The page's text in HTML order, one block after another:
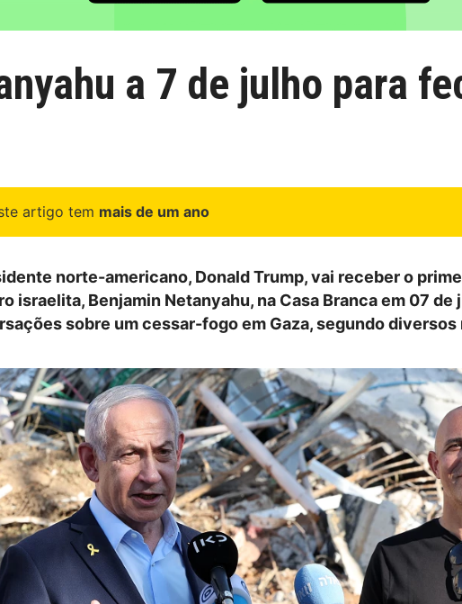
a 7 de julho para
artigo tem mais de um ano
norte-americano, Donald Trump, vai receber o
israelita, Benjamin Netanyahu, na Casa Branca em 07 de
sobre um cessar-fogo em Gaza, segundo diversos